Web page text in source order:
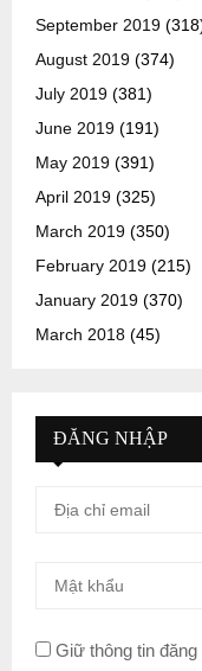
September 2019
August 2019 (374)
July 2019 (381)
June 2019 (191)
May 2019 (391)
April 2019 (325)
March 2019 (350)
February 2019 (215)
January 2019 (370)
March 2018 (45)
ĐĂNG NHẬP
Giữ thông tin